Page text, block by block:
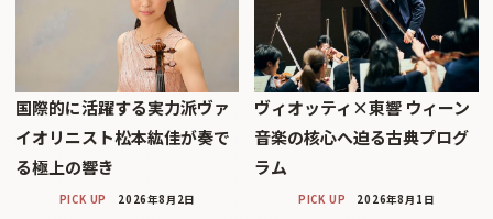
国際的に活躍する実力派ヴァ
イオリニスト松本紘佳が奏で
る極上の響き
PICK UP 2026年8月2日
ヴィオッティ×東響 ウィーン
音楽の核心へ迫る古典プログ
ラム
PICK UP 2026年8月1日